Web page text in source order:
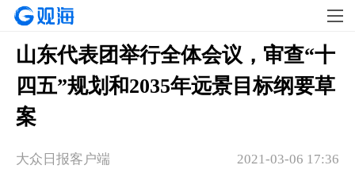
山东代表团举行全体会议，审查“十
四五”规划和2035年远景目标纲要草
案
2021-03-06 17:36
大众日报客户端